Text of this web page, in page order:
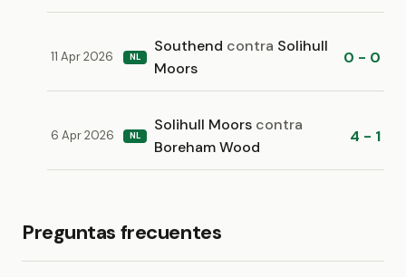
11 Apr 2026 NL
Southend contra Solihull
Moors
0 - 0
6 Apr 2026 NL
Solihull Moors contra
Boreham Wood
4 - 1
Preguntas frecuentes